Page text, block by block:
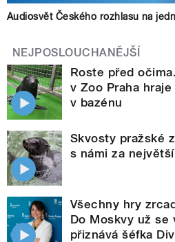
Audiosvět Českého rozhlasu na
NEJPOSLOUCHANĚJŠÍ
Roste před
v Zoo Praha
v bazénu
Skvosty pražské
s námi za
Všechny hry
Do Moskvy už se
přiznává šéfka